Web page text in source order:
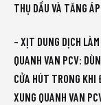
THỤ DẦU VÀ TĂNG
– XỊT DUNG DỊCH
QUANH VAN PCV:
CỬA HÚT TRONG KHI
XUNG QUANH VAN